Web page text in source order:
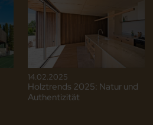
14.02.2025
Holztrends 2025: Natur und
Authentizität